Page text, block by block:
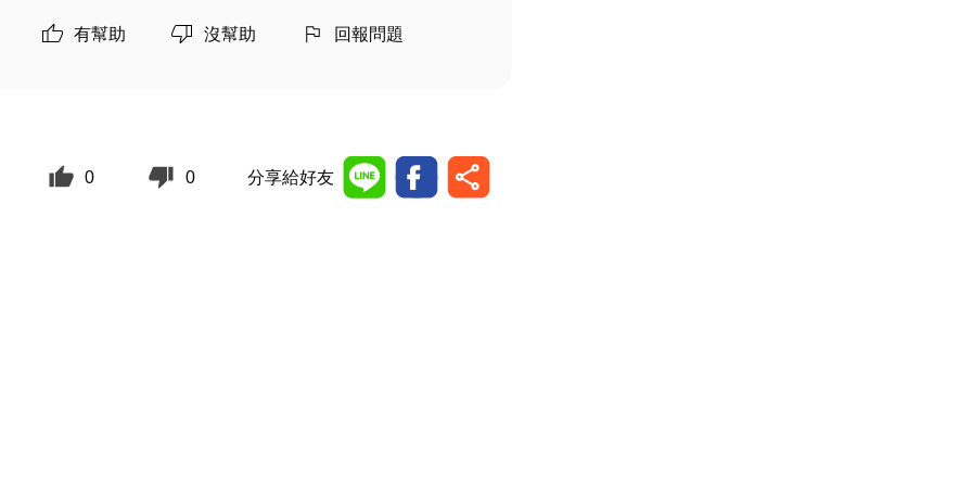
有幫助 沒幫助 回報問題
0 0 分享給好友